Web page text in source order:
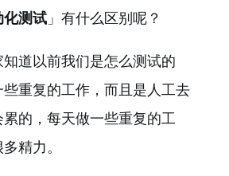
化测试 」有什么区别呢？
道以前我们是怎么测试的
重复的工作，而且是人工去
的，每天做一些重复的工
精力。